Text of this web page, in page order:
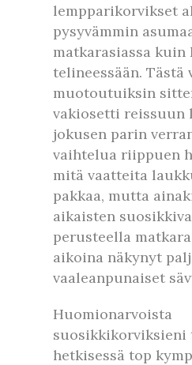
lempparikorvikset
pysyvämmin
matkarasiassa kuin
telineessään. Tästä
muotoutuiksin
vakiosetti reissuun
jokusen parin
vaihtelua riippuen
mitä vaatteita
pakkaa, mutta
aikaisten
perusteella
aikoina näkynyt
vaaleanpunaiset
Huomionarvoista
suosikkikorviksieni
hetkisessä top